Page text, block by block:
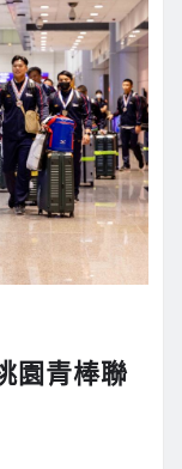
園青棒聯